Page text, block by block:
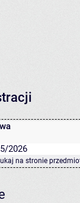
2026
na stronie